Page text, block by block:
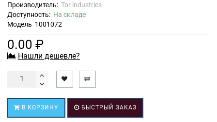
Производитель: Tor industries
Доступность: На складе
Модель 1001072
0.00 ₽
Нашли дешевле?
В КОРЗИНУ БЫСТРЫЙ ЗАКАЗ